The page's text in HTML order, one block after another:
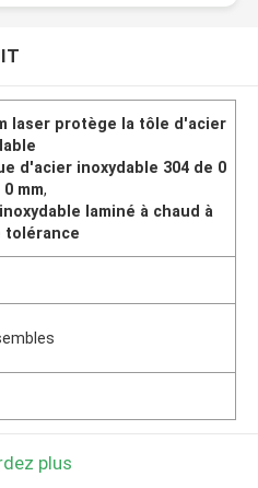
laser protège la tôle d'acier
d'acier inoxydable 304 de 0
0 mm,
laminé à chaud à
tolérance
plus